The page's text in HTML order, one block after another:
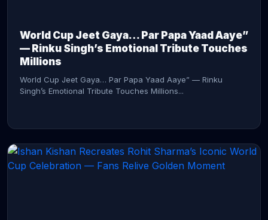
World Cup Jeet Gaya… Par Papa Yaad Aaye”
— Rinku Singh’s Emotional Tribute Touches
Millions
World Cup Jeet Gaya… Par Papa Yaad Aaye” — Rinku
Singh’s Emotional Tribute Touches Millions...